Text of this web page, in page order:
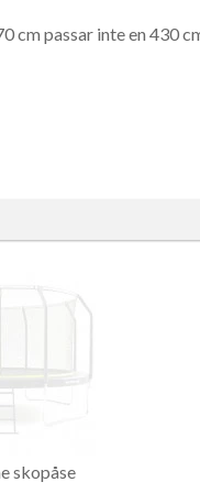
passar inte en 430
barn.
Hakar fast på ramen
under träning.
skopåse